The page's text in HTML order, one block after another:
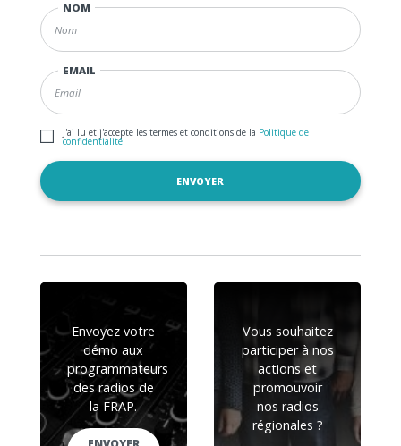
NOM
EMAIL
J'ai lu et j'accepte les termes et conditions de la Politique de
confidentialité
Envoyez votre
démo aux
programmateurs
des radios de
la FRAP.
Vous souhaitez
participer à nos
actions et
promouvoir
nos radios
régionales ?